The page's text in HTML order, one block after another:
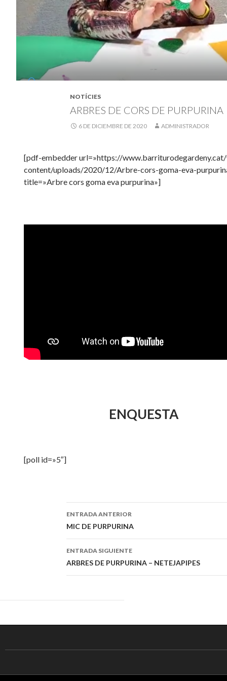
NOTÍCIES
ARBRES DE CORS DE PURPURINA
6 DE DICIEMBRE DE 2020 ADMINISTRADOR
[pdf-embedder url=»https://
content/uploads/2020/12/Arbre-cors-goma-eva-
title=»Arbre cors goma eva purpurina»]
ENQUESTA
[poll id=»5″]
Navegación
de
entradas
ENTRADA ANTERIOR
MIC DE PURPURINA
ENTRADA SIGUIENTE
ARBRES DE PURPURINA – NETEJAPIPES